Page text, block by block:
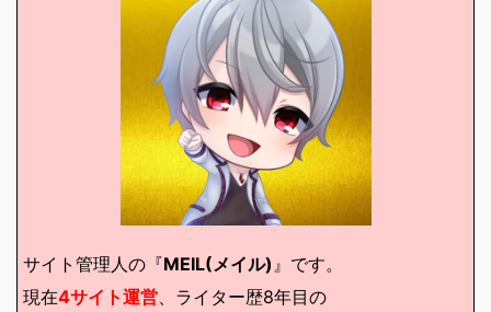
サイト管理人の『MEIL(メイル) 』です。
現在4サイト運営、ライター歴8年目の